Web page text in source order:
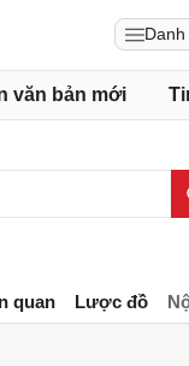
văn bản mới
quan Lược đồ